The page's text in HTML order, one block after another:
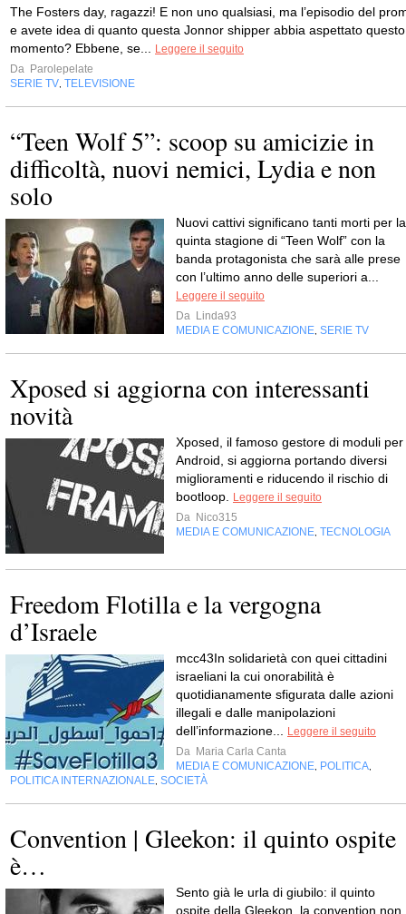
The Fosters day, ragazzi! E non uno qualsiasi, ma l’episodio del
e avete idea di quanto questa Jonnor shipper abbia aspettato questo
momento? Ebbene, se...
Leggere il seguito
Da Parolepelate
SERIE TV TELEVISIONE
“Teen Wolf 5”: scoop su amicizie in
difficoltà, nuovi nemici, Lydia e non
solo
Nuovi cattivi significano tanti morti per la
quinta stagione di “Teen Wolf” con la
banda protagonista che sarà alle prese
con l’ultimo anno delle superiori a...
Leggere il seguito
Da Linda93
MEDIA E COMUNICAZIONE SERIE TV
Xposed si aggiorna con interessanti
novità
Xposed, il famoso gestore di moduli per
Android, si aggiorna portando diversi
miglioramenti e riducendo il rischio di
bootloop.
Leggere il seguito
Da Nico315
MEDIA E COMUNICAZIONE TECNOLOGIA
Freedom Flotilla e la vergogna
d’Israele
mcc43In solidarietà con quei cittadini
israeliani la cui onorabilità è
quotidianamente sfigurata dalle azioni
illegali e dalle manipolazioni
dell’informazione...
Leggere il seguito
Da Maria Carla Canta
MEDIA E COMUNICAZIONE POLITICA
POLITICA INTERNAZIONALE SOCIETÀ
Convention | Gleekon: il quinto ospite
è…
Sento già le urla di giubilo: il quinto
ospite della Gleekon, la convention non